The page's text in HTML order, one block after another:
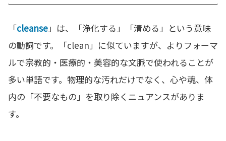
「cleanse」は、「浄化する」「清める」という意味
の動詞です。「clean」に似ていますが、よりフォーマ
ルで宗教的・医療的・美容的な文脈で使われることが
多い単語です。物理的な汚れだけでなく、心や魂、体
内の「不要なもの」を取り除くニュアンスがありま
す。